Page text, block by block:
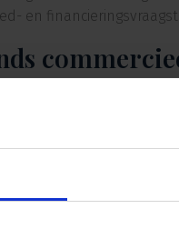
en
(circa 1.000–4.000
georganiseerd
gericht op
waaronder